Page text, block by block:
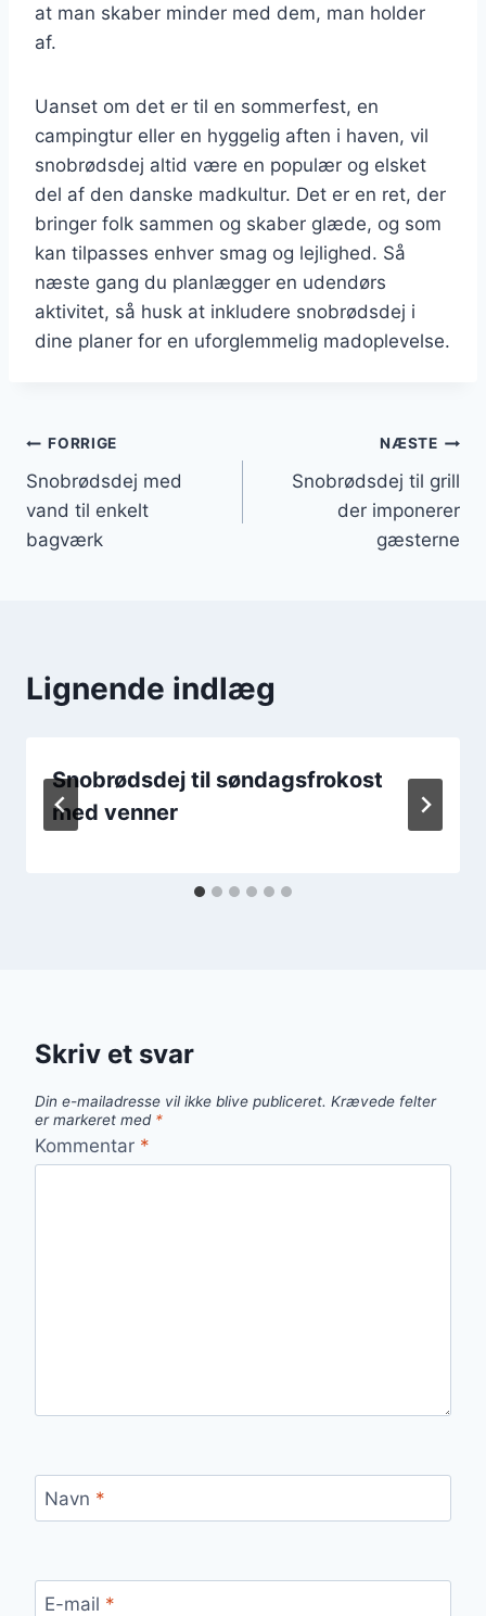
at man skaber minder med dem, man holder
af.
Uanset om det er til en sommerfest, en
campingtur eller en hyggelig aften i haven, vil
snobrødsdej altid være en populær og elsket
del af den danske madkultur. Det er en ret, der
bringer folk sammen og skaber glæde, og som
kan tilpasses enhver smag og lejlighed. Så
næste gang du planlægger en udendørs
aktivitet, så husk at inkludere snobrødsdej i
dine planer for en uforglemmelig madoplevelse.
Indlægsnavigation
FORRIGE
Snobrødsdej med
vand til enkelt
bagværk
NÆSTE
Snobrødsdej til grill
der imponerer
gæsterne
Lignende indlæg
Snobrødsdej til søndagsfrokost
med venner
Skriv et svar
Din e-mailadresse vil ikke blive publiceret. Krævede felter
er markeret med *
Kommentar *
Navn *
E-mail *